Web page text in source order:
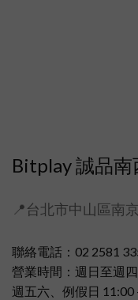
Bitplay 誠品南
📍台北市中山區南
聯絡電話：02 2581
營業時間：週日至週
週五六、例假日 11:00